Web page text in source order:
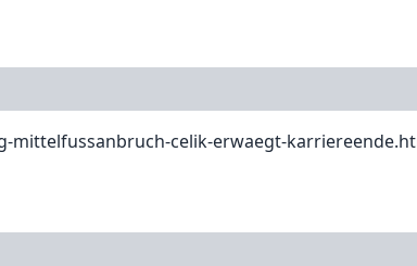
mittelfussanbruch-celik-erwaegt-